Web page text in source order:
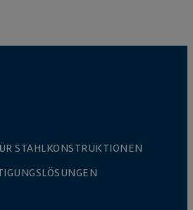
STAHLKONSTRUKTIONEN